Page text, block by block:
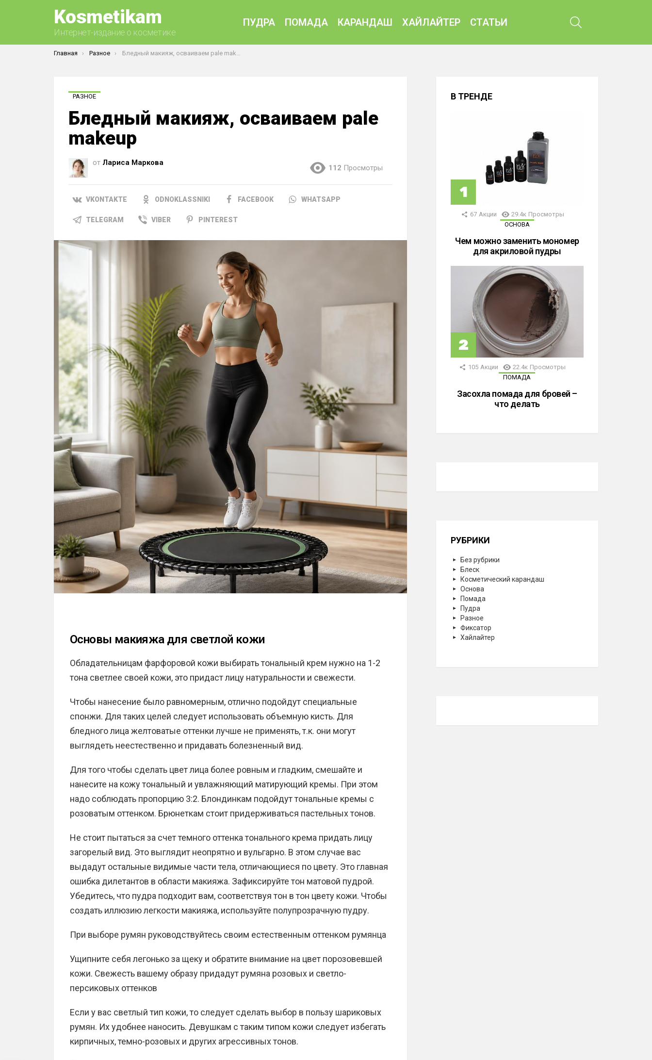
Kosmetikam
Интернет-издание о косметике
ПУДРА ПОМАДА КАРАНДАШ ХАЙЛАЙТЕР СТАТЬИ
Вы здесь:
Главная Разное Бледный макияж, осваиваем pale makeup
РАЗНОЕ
Бледный макияж, осваиваем pale
makeup
от Лариса Маркова
112 Просмотры
VKONTAKTE ODNOKLASSNIKI FACEBOOK WHATSAPP
TELEGRAM VIBER PINTEREST
Основы макияжа для светлой кожи
Обладательницам фарфоровой кожи выбирать тональный крем нужно на 1-2
тона светлее своей кожи, это придаст лицу натуральности и свежести.
Чтобы нанесение было равномерным, отлично подойдут специальные
спонжи. Для таких целей следует использовать объемную кисть. Для
бледного лица желтоватые оттенки лучше не применять, т.к. они могут
выглядеть неестественно и придавать болезненный вид.
Для того чтобы сделать цвет лица более ровным и гладким, смешайте и
нанесите на кожу тональный и увлажняющий матирующий кремы. При этом
надо соблюдать пропорцию 3:2. Блондинкам подойдут тональные кремы с
розоватым оттенком. Брюнеткам стоит придерживаться пастельных тонов.
Не стоит пытаться за счет темного оттенка тонального крема придать лицу
загорелый вид. Это выглядит неопрятно и вульгарно. В этом случае вас
выдадут остальные видимые части тела, отличающиеся по цвету. Это главная
ошибка дилетантов в области макияжа. Зафиксируйте тон матовой пудрой.
Убедитесь, что пудра подходит вам, соответствуя тон в тон цвету кожи. Чтобы
создать иллюзию легкости макияжа, используйте полупрозрачную пудру.
При выборе румян руководствуйтесь своим естественным оттенком румянца
Ущипните себя легонько за щеку и обратите внимание на цвет порозовевшей
кожи. Свежесть вашему образу придадут румяна розовых и светло-
персиковых оттенков
Если у вас светлый тип кожи, то следует сделать выбор в пользу шариковых
румян. Их удобнее наносить. Девушкам с таким типом кожи следует избегать
кирпичных, темно-розовых и других агрессивных тонов.
В ТРЕНДЕ
67 Акции 29.4к Просмотры
ОСНОВА
Чем можно заменить мономер
для акриловой пудры
105 Акции 22.4к Просмотры
ПОМАДА
Засохла помада для бровей –
что делать
РУБРИКИ
Без рубрики
Блеск
Косметический карандаш
Основа
Помада
Пудра
Разное
Фиксатор
Хайлайтер